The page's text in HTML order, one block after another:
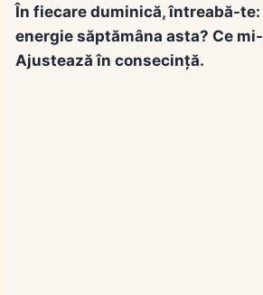
În fiecare duminică, întreabă-te:
energie săptămâna asta? Ce
Ajustează în consecință.